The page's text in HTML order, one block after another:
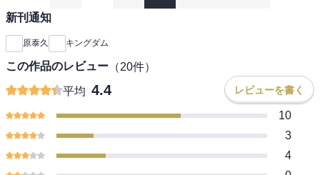
新刊通知
原泰久 キングダム
この作品のレビュー （20件）
平均 4.4 レビューを書く
10
3
4